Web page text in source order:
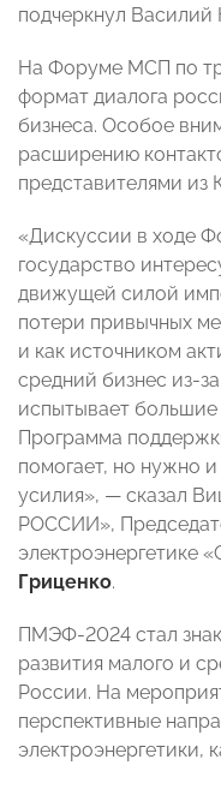
подчеркнул Василий
На Форуме МСП по
формат диалога
бизнеса. Особое
расширению
представителями из
«Дискуссии в ходе
государство
движущей силой
потери привычных
и как источником
средний бизнес из-
испытывает
Программа
помогает, но нужно
усилия», — сказал
РОССИИ»,
Гриценко.
ПМЭФ-2024 стал
развития малого и
России. На
перспективные
электроэнергетики,